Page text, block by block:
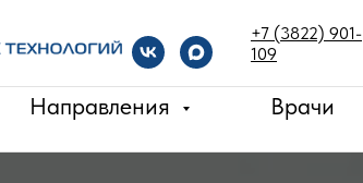
+7 (3822) 901-
109
Направления Врачи